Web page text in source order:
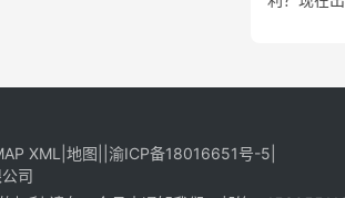
XML 地图 渝ICP备18016651号-5
司